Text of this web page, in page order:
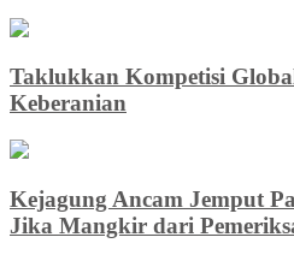
Taklukkan Kompetisi
Keberanian
Kejagung Ancam Jemput
Jika Mangkir dari